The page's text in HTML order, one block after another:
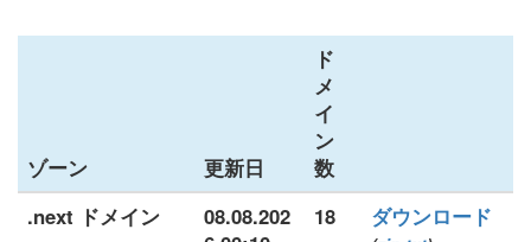
ゾーン 更新日
ド
メ
イ
ン
数
.next ドメイン
08.08.202
18 ダウンロード